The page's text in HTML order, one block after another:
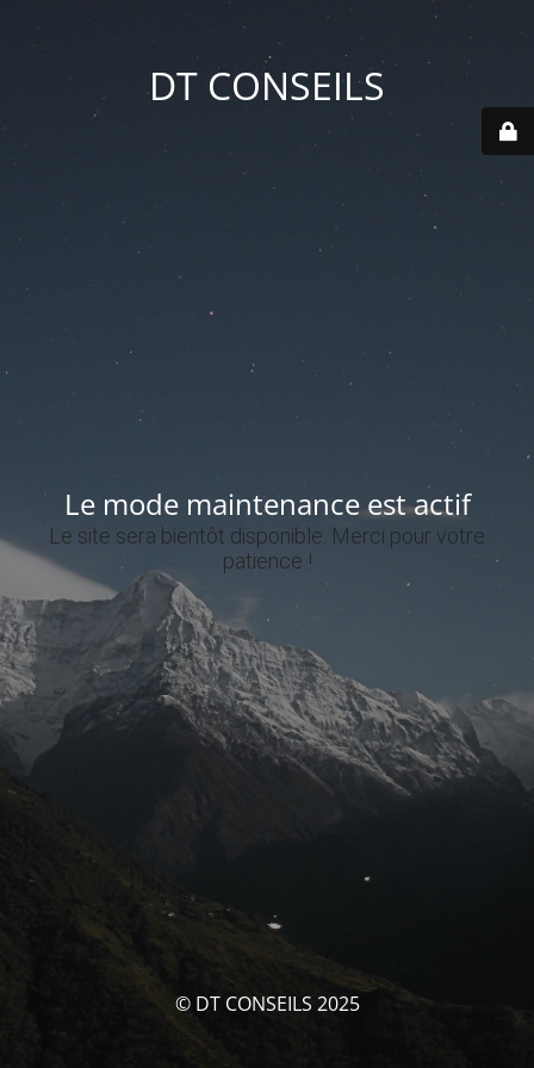
DT CONSEILS
Le mode maintenance est actif
Le site sera bientôt disponible. Merci pour votre
patience !
© DT CONSEILS 2025